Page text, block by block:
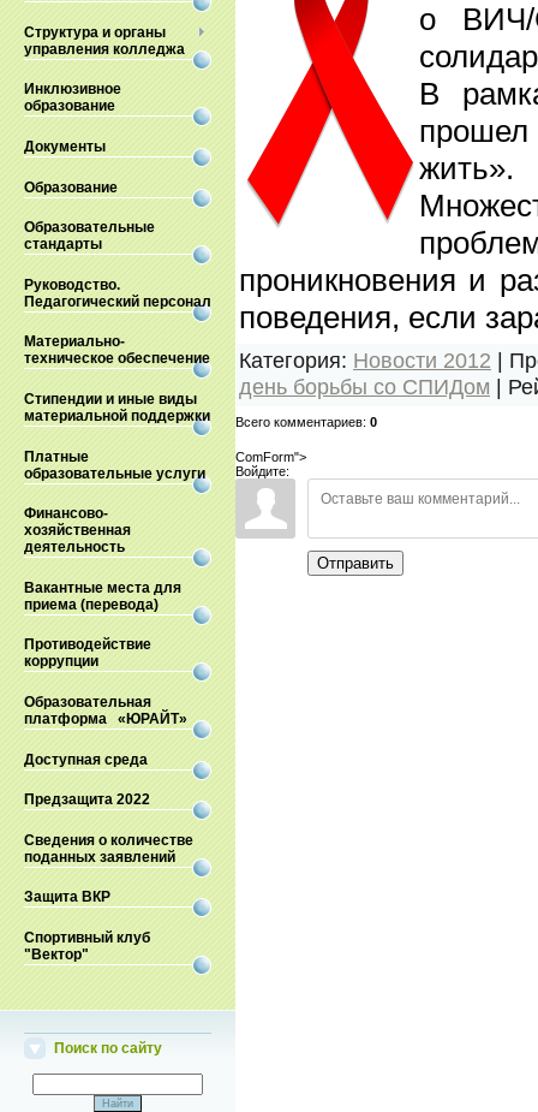
Структура и органы
управления колледжа
Инклюзивное
образование
Документы
Образование
Образовательные
стандарты
Руководство.
Педагогический персонал
Материально-
техническое обеспечение
Стипендии и иные виды
материальной поддержки
Платные
образовательные услуги
Финансово-
хозяйственная
деятельность
Вакантные места для
приема (перевода)
Противодействие
коррупции
Образовательная
платформа «ЮРАЙТ»
Доступная среда
Предзащита 2022
Сведения о количестве
поданных заявлений
Защита ВКР
Спортивный клуб
"Вектор"
Поиск по сайту
о ВИЧ/
В
прошел
жить».
проникновения и
поведения, если
Категория: Новости 2012 |
день борьбы со СПИДом |
Всего комментариев: 0
ComForm">
Войдите:
Отправить